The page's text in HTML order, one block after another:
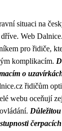
situaci na
Web
pro řidiče,
komplikacím.
o
řidičům
webu oceňují